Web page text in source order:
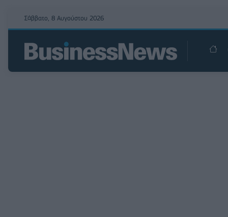
Σάββατο, 8 Αυγούστου 2026